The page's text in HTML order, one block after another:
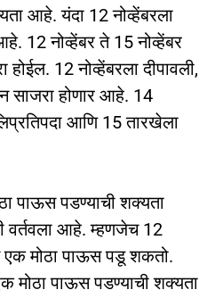
आहे. यंदा 12 नोव्हेंबरला
12 नोव्हेंबर ते 15 नोव्हेंबर
होईल. 12 नोव्हेंबरला दीपावली,
साजरा होणार आहे. 14
आणि 15 तारखेला
पाऊस पडण्याची शक्यता
वर्तवला आहे. म्हणजेच 12
एक मोठा पाऊस पडू शकतो.
मोठा पाऊस पडण्याची शक्यता